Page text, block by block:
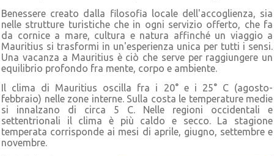
Benessere creato dalla filosofia locale dell'accoglienza, sia
nelle strutture turistiche che in ogni servizio offerto, che fa
da cornice a mare, cultura e natura affinché un viaggio a
Mauritius si trasformi in un'esperienza unica per tutti i sensi.
Una vacanza a Mauritius è ciò che serve per raggiungere un
equilibrio profondo fra mente, corpo e ambiente.
Il clima di Mauritius oscilla fra i 20° e i 25° C (agosto-
febbraio) nelle zone interne. Sulla costa le temperature medie
si innalzano di circa 5 C. Nelle regioni occidentali e
settentrionali il clima è più caldo e secco. La stagione
temperata corrisponde ai mesi di aprile, giugno, settembre e
novembre.